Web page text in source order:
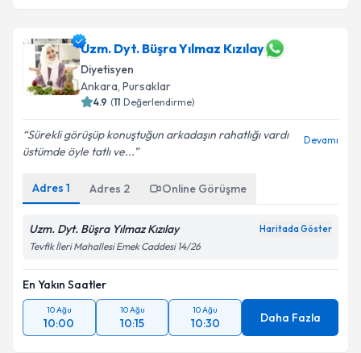
Uzm. Dyt. Büşra Yılmaz Kızılay
Diyetisyen
Ankara, Pursaklar
4.9 (11 Değerlendirme)
Sürekli görüşüp konuştuğun arkadaşın rahatlığı vardı
üstümde öyle tatlı ve...
Devamı
Adres 1 Adres 2 Online Görüşme
Uzm. Dyt. Büşra Yılmaz Kızılay Haritada Göster
Tevfik İleri Mahallesi Emek Caddesi 14/26
En Yakın Saatler
10 Ağu
10:00
10 Ağu
10:15
10 Ağu
10:30 Daha Fazla